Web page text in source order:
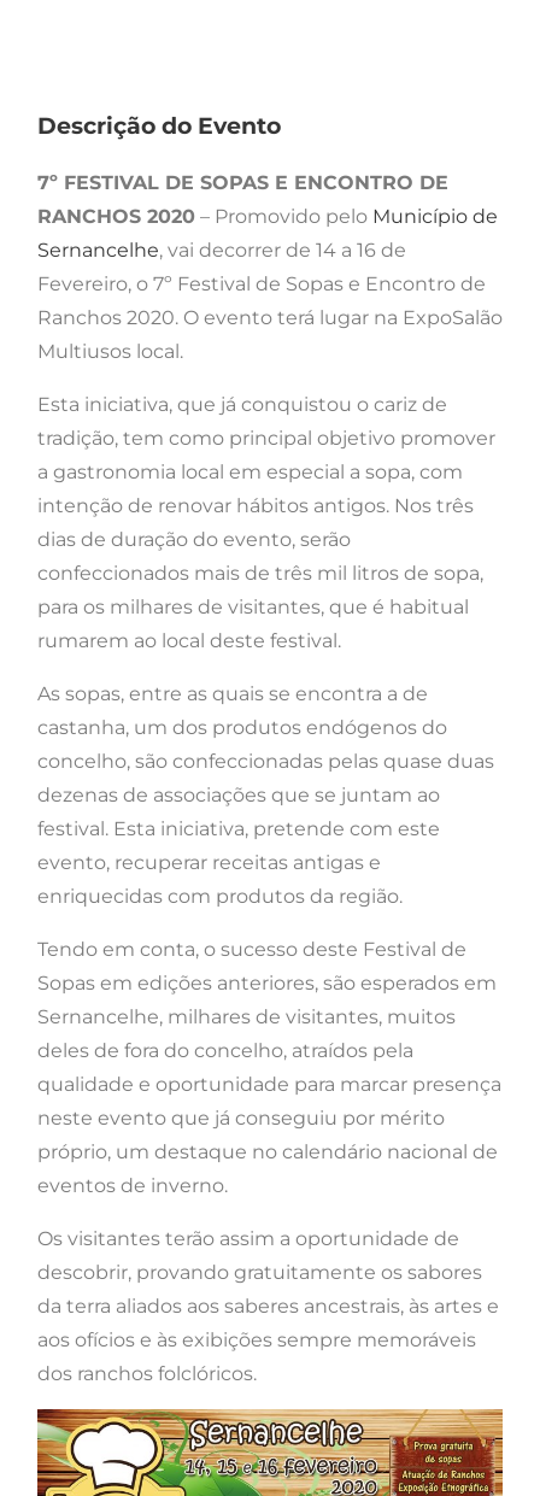
Descrição do Evento
7º FESTIVAL DE SOPAS E ENCONTRO DE
RANCHOS 2020 – Promovido pelo Município de
Sernancelhe, vai decorrer de 14 a 16 de
Fevereiro, o 7º Festival de Sopas e Encontro de
Ranchos 2020. O evento terá lugar na ExpoSalão
Multiusos local.
Esta iniciativa, que já conquistou o cariz de
tradição, tem como principal objetivo promover
a gastronomia local em especial a sopa, com
intenção de renovar hábitos antigos. Nos três
dias de duração do evento, serão
confeccionados mais de três mil litros de sopa,
para os milhares de visitantes, que é habitual
rumarem ao local deste festival.
As sopas, entre as quais se encontra a de
castanha, um dos produtos endógenos do
concelho, são confeccionadas pelas quase duas
dezenas de associações que se juntam ao
festival. Esta iniciativa, pretende com este
evento, recuperar receitas antigas e
enriquecidas com produtos da região.
Tendo em conta, o sucesso deste Festival de
Sopas em edições anteriores, são esperados em
Sernancelhe, milhares de visitantes, muitos
deles de fora do concelho, atraídos pela
qualidade e oportunidade para marcar presença
neste evento que já conseguiu por mérito
próprio, um destaque no calendário nacional de
eventos de inverno.
Os visitantes terão assim a oportunidade de
descobrir, provando gratuitamente os sabores
da terra aliados aos saberes ancestrais, às artes e
aos ofícios e às exibições sempre memoráveis
dos ranchos folclóricos.